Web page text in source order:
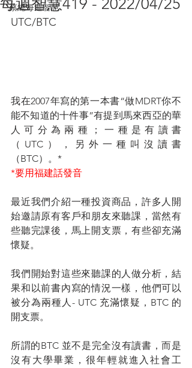
蔡總每週智慧
每週智慧419 - 2022/04/25
UTC/BTC
我在2007年寫的第一本書“做MDRT你不
能不知道的十件事”有提到馬來西亞的華
人可分為兩種；一種是有讀書
（UTC），另外一種叫沒讀書
（BTC）。*
*要用福建話發音
最近我們介紹一種投資商品，許多人開
始邀請原有客戶和朋友來聽課，當然有
些聽完課後，馬上開支票，有些卻充滿
懷疑。
我們開始對這些來聽課的人做分析，結
果和以前書內寫的情況一樣，他們可以
被分為兩種人- UTC 充滿懷疑，BTC 的
開支票。
所謂的BTC 並不是完全沒有讀書，而是
沒有大學畢業，很年輕就進入社會工